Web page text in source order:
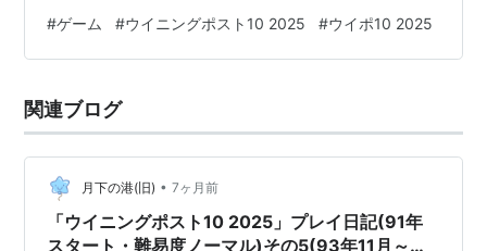
付いた)。ちなみに買い戻すのにかかった値段は4億1000
万。高い買い物になったが、まあ授業料として受け止め
ンが1勝クラスで勝利。1/2エアダブリンにウマソナ「手
抜き癖」付いた。フジノマッケンオーが黒竹賞で3着。ノ
#ゲーム #ウイニングポスト10 2025 #ウイポ10 2025
関連ブログ
月下の港(旧) • 7ヶ月前
「ウイニングポスト10 2025」プレイ日記(91年
スタート・難易度ノーマル)その5(93年11月～年